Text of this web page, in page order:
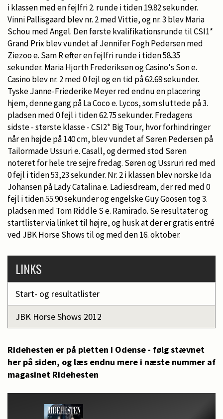
i klassen med en fejlfri 2. runde i tiden 19.82 sekunder.
Vinni Pallisgaard blev nr. 2 med Vittie, og nr. 3 blev Maria
Schou med Angel. Den første kvalifikationsrunde til CSI1*
Grand Prix blev vundet af Jennifer Fogh Pedersen med
Ziezoo e. Sam R efter en fejlfri runde i tiden 58.35
sekunder. Maria Hjorth Frederiksen og Casino's Son e.
Casino blev nr. 2 med 0 fejl og en tid på 62.69 sekunder.
Tyske Janne-Friederike Meyer red endnu en placering
hjem, denne gang på La Coco e. Lycos, som sluttede på 3.
pladsen med 0 fejl i tiden 62.75 sekunder. Fredagens
sidste - største klasse - CSI2* Big Tour, hvor forhindringer
når en højde på 140 cm, blev vundet af Søren Pedersen på
Tailormade Ussuri e. Casall, og dermed stod Søren
noteret for hele tre sejre fredag. Søren og Ussruri red med
0 fejl i tiden 53,23 sekunder. Nr. 2 i klassen blev norske Ida
Johansen på Lady Catalina e. Ladiesdream, der red med 0
fejl i tiden 55.90 sekunder og engelske Guy Goosen tog 3.
pladsen med Tom Riddle S e. Ramirado. Se resultater og
startlister via linket til højre, og husk at der er gratis entré
ved JBK Horse Shows til og med den 16. oktober.
LINKS
Start- og resultatlister
JBK Horse Shows 2012
Ridehesten er på pletten i Odense - følg stævnet
her på siden, og læs endnu mere i næste nummer af
magasinet Ridehesten